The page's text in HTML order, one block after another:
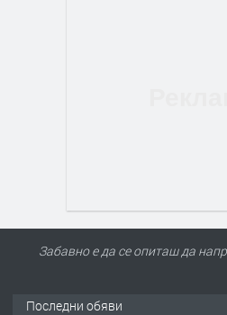
Забавно е да се опиташ да
Последни обяви